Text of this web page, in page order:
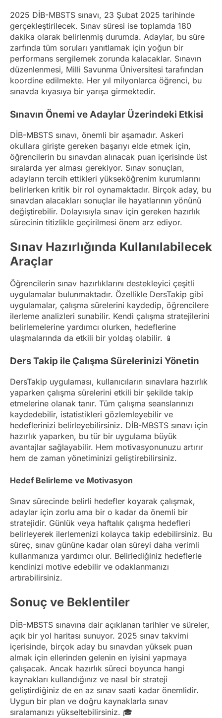
2025 DİB-MBSTS sınavı, 23 Şubat 2025 tarihinde
gerçekleştirilecek. Sınav süresi ise toplamda 180
dakika olarak belirlenmiş durumda. Adaylar, bu süre
zarfında tüm soruları yanıtlamak için yoğun bir
performans sergilemek zorunda kalacaklar. Sınavın
düzenlenmesi, Milli Savunma Üniversitesi tarafından
koordine edilmekte. Her yıl milyonlarca öğrenci, bu
sınavda kıyasıya bir yarışa girmektedir.
Sınavın Önemi ve Adaylar Üzerindeki Etkisi
DİB-MBSTS sınavı, önemli bir aşamadır. Askeri
okullara girişte gereken başarıyı elde etmek için,
öğrencilerin bu sınavdan alınacak puan içerisinde üst
sıralarda yer alması gerekiyor. Sınav sonuçları,
adayların tercih ettikleri yükseköğrenim kurumlarını
belirlerken kritik bir rol oynamaktadır. Birçok aday, bu
sınavdan alacakları sonuçlar ile hayatlarının yönünü
değiştirebilir. Dolayısıyla sınav için gereken hazırlık
sürecinin titizlikle geçirilmesi önem arz ediyor.
Sınav Hazırlığında Kullanılabilecek
Araçlar
Öğrencilerin sınav hazırlıklarını destekleyici çeşitli
uygulamalar bulunmaktadır. Özellikle DersTakip gibi
uygulamalar, çalışma sürelerini kaydedip, öğrencilere
ilerleme analizleri sunabilir. Kendi çalışma stratejilerini
belirlemelerine yardımcı olurken, hedeflerine
ulaşmalarında da etkili bir yoldaş olabilir. 📱
Ders Takip ile Çalışma Sürelerinizi Yönetin
DersTakip uygulaması, kullanıcıların sınavlara hazırlık
yaparken çalışma sürelerini etkili bir şekilde takip
etmelerine olanak tanır. Tüm çalışma seanslarınızı
kaydedebilir, istatistikleri gözlemleyebilir ve
hedeflerinizi belirleyebilirsiniz. DİB-MBSTS sınavı için
hazırlık yaparken, bu tür bir uygulama büyük
avantajlar sağlayabilir. Hem motivasyonunuzu artırır
hem de zaman yönetiminizi geliştirebilirsiniz.
Hedef Belirleme ve Motivasyon
Sınav sürecinde belirli hedefler koyarak çalışmak,
adaylar için zorlu ama bir o kadar da önemli bir
stratejidir. Günlük veya haftalık çalışma hedefleri
belirleyerek ilerlemenizi kolayca takip edebilirsiniz. Bu
süreç, sınav gününe kadar olan süreyi daha verimli
kullanmanıza yardımcı olur. Belirlediğiniz hedeflerle
kendinizi motive edebilir ve odaklanmanızı
artırabilirsiniz.
Sonuç ve Beklentiler
DİB-MBSTS sınavına dair açıklanan tarihler ve süreler,
açık bir yol haritası sunuyor. 2025 sınav takvimi
içerisinde, birçok aday bu sınavdan yüksek puan
almak için ellerinden gelenin en iyisini yapmaya
çalışacak. Ancak hazırlık süreci boyunca hangi
kaynakları kullandığınız ve nasıl bir strateji
geliştirdiğiniz de en az sınav saati kadar önemlidir.
Uygun bir plan ve doğru kaynaklarla sınav
sıralamanızı yükseltebilirsiniz. 🎓